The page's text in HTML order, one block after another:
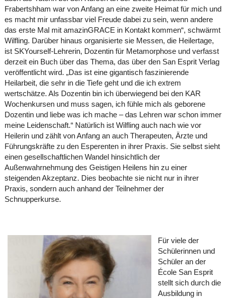
Frabertshham war von Anfang an eine zweite Heimat für mich und
es macht mir unfassbar viel Freude dabei zu sein, wenn andere
das erste Mal mit amazinGRACE in Kontakt kommen“, schwärmt
Wilfling. Darüber hinaus organisierte sie Messen, die Heilertage,
ist SKYourself-Lehrerin, Dozentin für Metamorphose und verfasst
derzeit ein Buch über das Thema, das über den San Esprit Verlag
veröffentlicht wird. „Das ist eine gigantisch faszinierende
Heilarbeit, die sehr in die Tiefe geht und die ich extrem
wertschätze. Als Dozentin bin ich überwiegend bei den KAR
Wochenkursen und muss sagen, ich fühle mich als geborene
Dozentin und liebe was ich mache – das Lehren war schon immer
meine Leidenschaft.“ Natürlich ist Wilfling auch nach wie vor
Heilerin und zählt von Anfang an auch Therapeuten, Ärzte und
Führungskräfte zu den Esperenten in ihrer Praxis. Sie selbst sieht
einen gesellschaftlichen Wandel hinsichtlich der
Außenwahrnehmung des Geistigen Heilens hin zu einer
steigenden Akzeptanz. Dies beobachte sie nicht nur in ihrer
Praxis, sondern auch anhand der Teilnehmer der
Schnupperkurse.
Für viele der
Schülerinnen und
Schüler an der
École San Esprit
stellt sich durch die
Ausbildung in